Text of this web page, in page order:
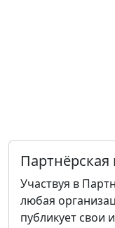
Участвуя в
любая
публикует